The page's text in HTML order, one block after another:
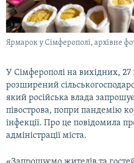
ВІДЕОУРОКИ «ELIFBE»
СВІДЧЕННЯ ОКУПАЦІЇ
УКРАЇНСЬКА ПРОБЛЕМА КРИМУ
Русский
Qırımtatar
Усі сайти RFE/RL
Ярмарок у Сімферополі, архівне
У Сімферополі на вихідних, 27
розширений
який російська влада
півострова, попри пандемію
інфекції. Про це повідомила
адміністрації міста.